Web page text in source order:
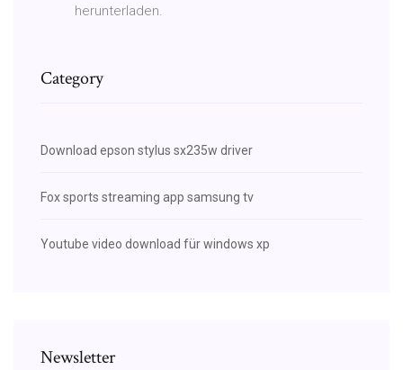
herunterladen.
Category
Download epson stylus sx235w driver
Fox sports streaming app samsung tv
Youtube video download für windows xp
Newsletter